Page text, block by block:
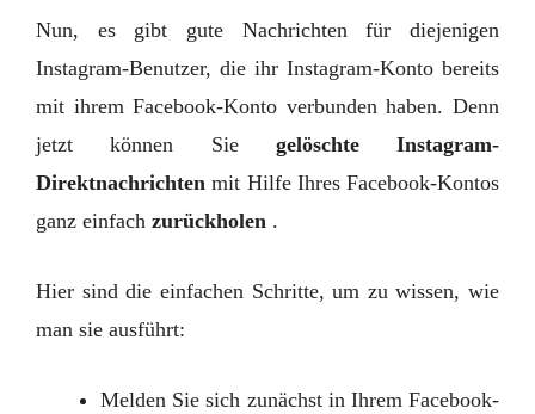
Nun, es gibt gute Nachrichten für diejenigen
Instagram-Benutzer, die ihr Instagram-Konto bereits
mit ihrem Facebook-Konto verbunden haben. Denn
jetzt können Sie gelöschte Instagram-
Direktnachrichtenmit Hilfe Ihres Facebook-Kontos
ganz einfach zurückholen .
Hier sind die einfachen Schritte, um zu wissen, wie
man sie ausführt:
Melden Sie sich zunächst in Ihrem Facebook-